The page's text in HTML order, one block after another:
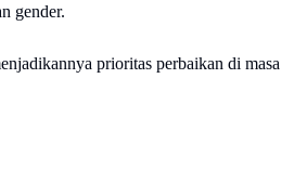
gender.
prioritas perbaikan di masa